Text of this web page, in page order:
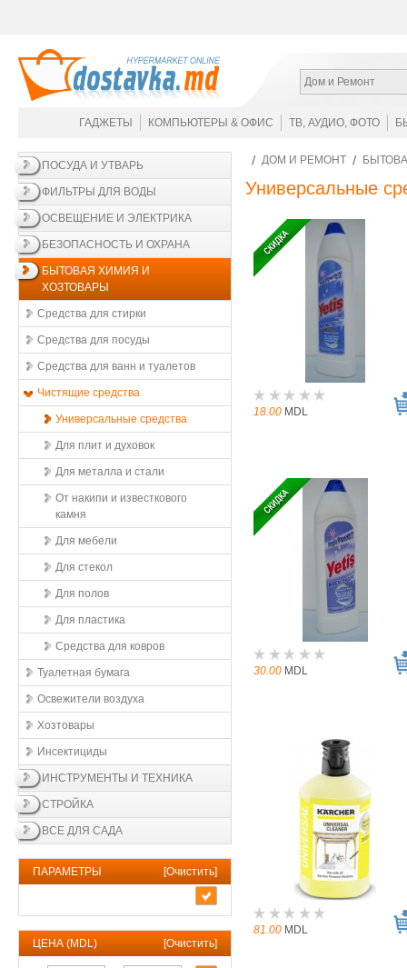
Дом и Ремонт
ГАДЖЕТЫ КОМПЬЮТЕРЫ & ОФИС ТВ, АУДИО, ФОТО
ПОСУДА И УТВАРЬ
ФИЛЬТРЫ ДЛЯ ВОДЫ
ОСВЕЩЕНИЕ И ЭЛЕКТРИКА
БЕЗОПАСНОСТЬ И ОХРАНА
БЫТОВАЯ ХИМИЯ И
ХОЗТОВАРЫ
Средства для стирки
Средства для посуды
Средства для ванн и туалетов
Чистящие средства
Универсальные средства
Для плит и духовок
Для металла и стали
От накипи и известкового
камня
Для мебели
Для стекол
Для полов
Для пластика
Средства для ковров
Туалетная бумага
Освежители воздухa
Хозтовары
Инсектициды
ИНСТРУМЕНТЫ И ТЕХНИКА
СТРОЙКА
ВСЕ ДЛЯ САДА
ПАРАМЕТРЫ [Очистить]
ЦЕНА (MDL) [Очистить]
ДОМ И РЕМОНТ
Универсальные
18.00 MDL
30.00 MDL
81.00 MDL